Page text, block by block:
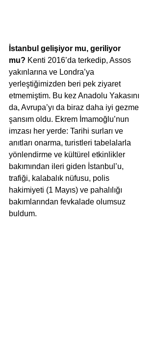
İstanbul gelişiyor mu, geriliyor
mu? Kenti 2016’da terkedip, Assos
yakınlarına ve Londra’ya
yerleştiğimizden beri pek ziyaret
etmemiştim. Bu kez Anadolu Yakasını
da, Avrupa’yı da biraz daha iyi gezme
şansım oldu. Ekrem İmamoğlu’nun
imzası her yerde: Tarihi surları ve
anıtları onarma, turistleri tabelalarla
yönlendirme ve kültürel etkinlikler
bakımından ileri giden İstanbul’u,
trafiği, kalabalık nüfusu, polis
hakimiyeti (1 Mayıs) ve pahalılığı
bakımlarından fevkalade olumsuz
buldum.